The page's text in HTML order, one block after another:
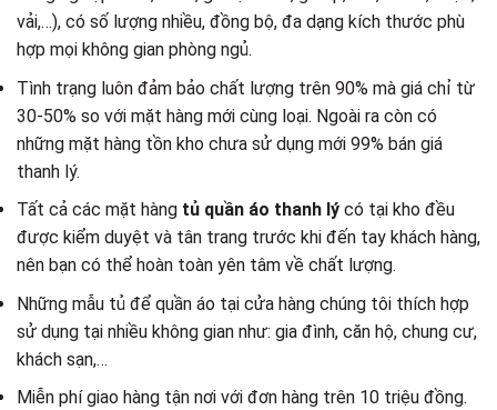
vải,…), có số lượng nhiều, đồng bộ, đa dạng kích thước phù
hợp mọi không gian phòng ngủ.
Tình trạng luôn đảm bảo chất lượng trên 90% mà giá chỉ từ
30-50% so với mặt hàng mới cùng loại. Ngoài ra còn có
những mặt hàng tồn kho chưa sử dụng mới 99% bán giá
thanh lý.
Tất cả các mặt hàng tủ quần áo thanh lý có tại kho đều
được kiểm duyệt và tân trang trước khi đến tay khách hàng,
nên bạn có thể hoàn toàn yên tâm về chất lượng.
Những mẫu tủ để quần áo tại cửa hàng chúng tôi thích hợp
sử dụng tại nhiều không gian như: gia đình, căn hộ, chung cư,
khách sạn,…
Miễn phí giao hàng tận nơi với đơn hàng trên 10 triệu đồng.